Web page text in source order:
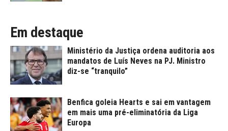
Em destaque
Ministério da Justiça ordena auditoria aos
mandatos de Luís Neves na PJ. Ministro
diz-se “tranquilo”
Benfica goleia Hearts e sai em vantagem
em mais uma pré-eliminatória da Liga
Europa